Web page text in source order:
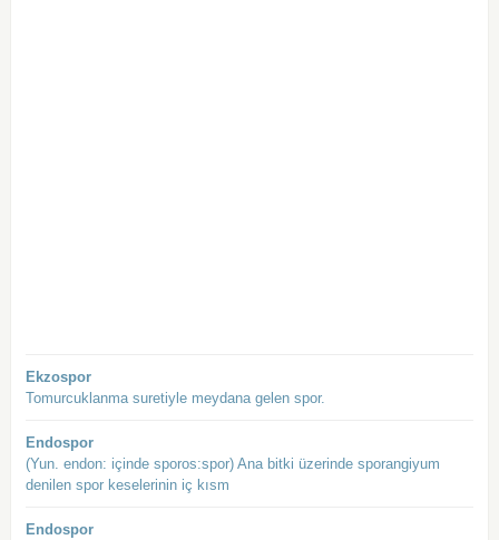
Ekzospor
Tomurcuklanma suretiyle meydana gelen spor.
Endospor
(Yun. endon: içinde sporos:spor) Ana bitki üzerinde sporangiyum
denilen spor keselerinin iç kısm
Endospor